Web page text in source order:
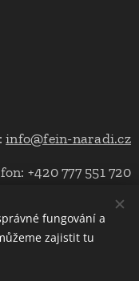
info@fein-naradi.cz
+420 777 551 720
fungování a
zajistit tu